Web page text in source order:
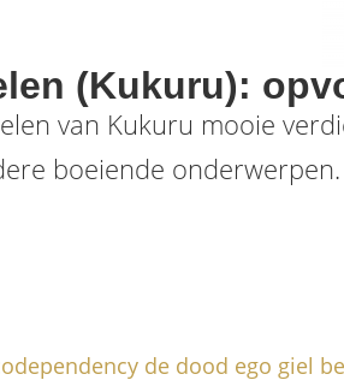
(Kukuru):
van Kukuru mooie
boeiende
de dood ego giel